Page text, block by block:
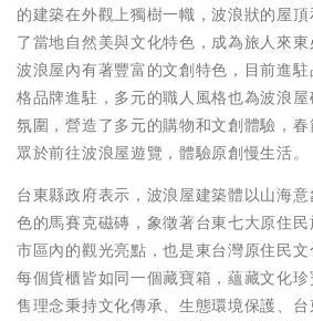
的建築在外觀上獨樹一幟，波浪狀的屋
了當地自然美與文化特色，成為旅人來東
波浪屋內有著豐富的文創特色，目前進駐
格品牌進駐，多元的職人風格也為波浪
氛圍，營造了多元的購物和文創體驗，
眾於前往波浪屋遊覽，體驗原創慢生活。
台東縣政府表示，波浪屋建築體以山海
色的馬賽克磁磚，象徵著台東七大原住
市區內的觀光亮點，也是東台灣原住民文
每個貨櫃皆如同一個藏寶箱，蘊藏文化
售理念秉持文化傳承、生態環境保護、台